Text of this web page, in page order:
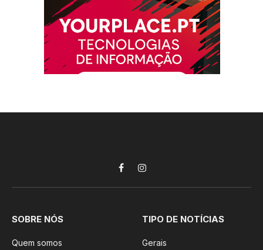
FacebookInstagram
SOBRE NÓS
Quem somos
TIPO DE NOTÍCIAS
Gerais